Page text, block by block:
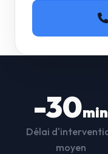
-30min
Délai
moyen